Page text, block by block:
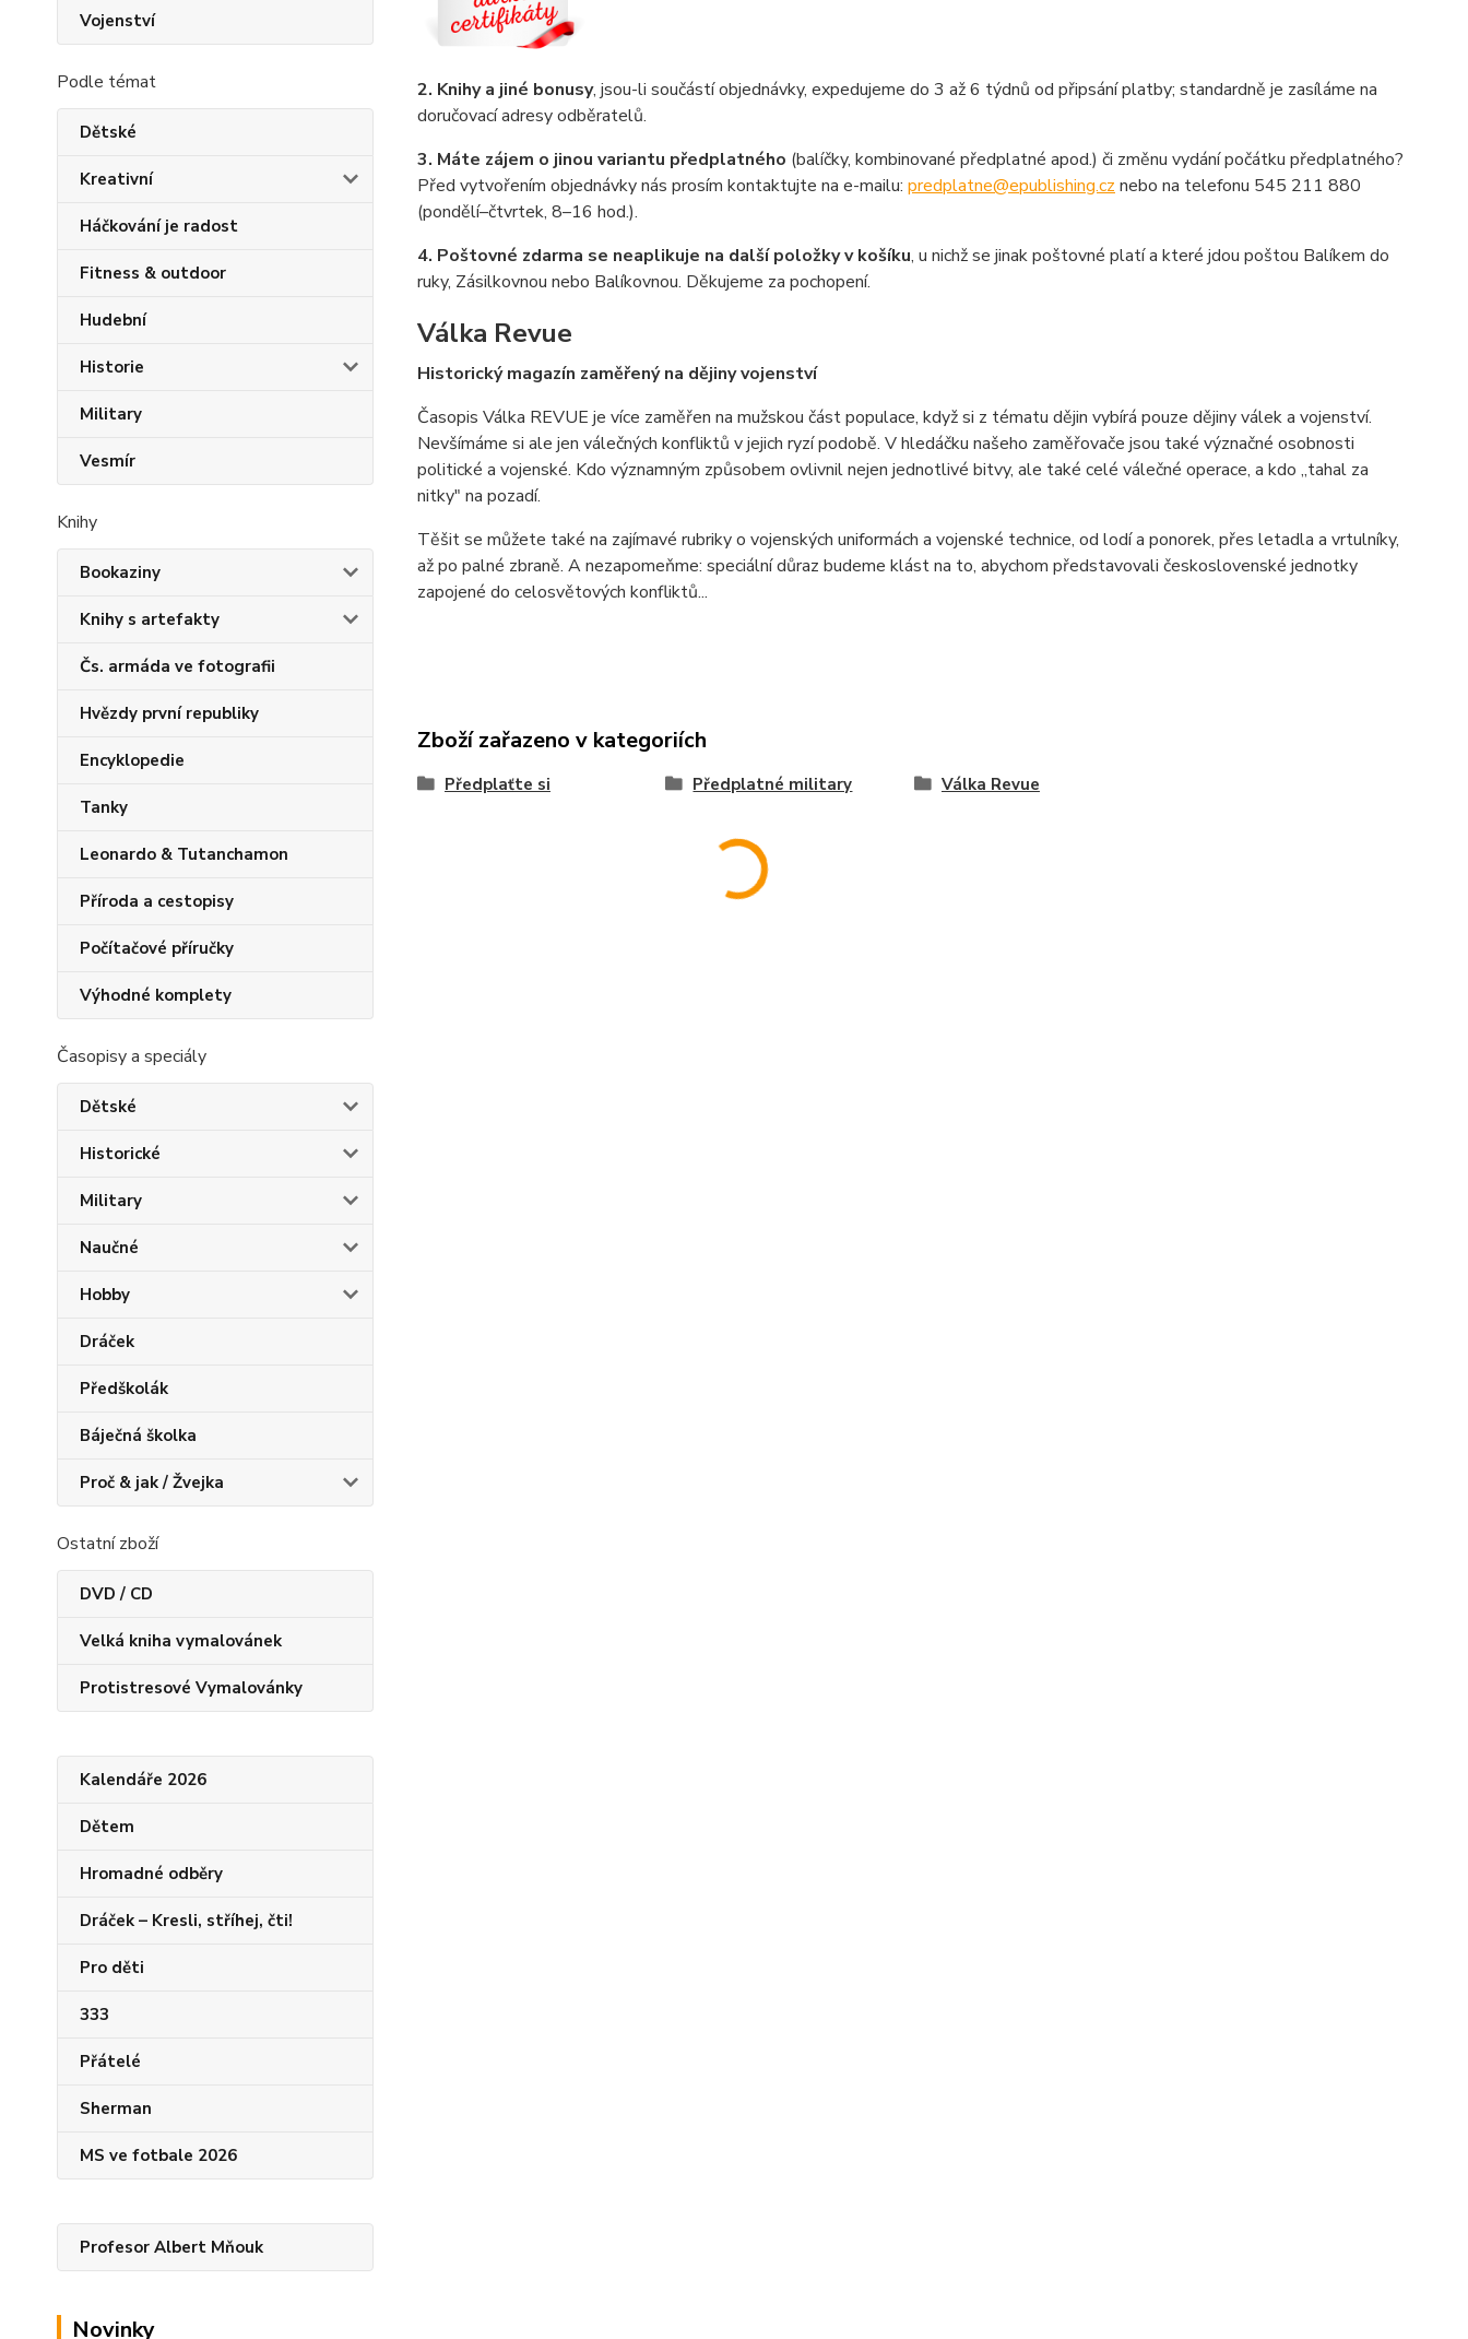
Vojenství
Podle témat
Dětské
Kreativní
Háčkování je radost
Fitness & outdoor
Hudební
Historie
Military
Vesmír
Knihy
Bookaziny
Knihy s artefakty
Čs. armáda ve fotografii
Hvězdy první republiky
Encyklopedie
Tanky
Leonardo & Tutanchamon
Příroda a cestopisy
Počítačové příručky
Výhodné komplety
Časopisy a speciály
Dětské
Historické
Military
Naučné
Hobby
Dráček
Předškolák
Báječná školka
Proč & jak / Žvejka
Ostatní zboží
DVD / CD
Velká kniha vymalovánek
Protistresové Vymalovánky
Kalendáře 2026
Dětem
Hromadné odběry
Dráček – Kresli, stříhej, čti!
Pro děti
333
Přátelé
Sherman
MS ve fotbale 2026
Profesor Albert Mňouk
Novinky
2. Knihy a jiné bonusy, jsou-li součástí objednávky, expedujeme do 3 až 6 týdnů od připsání platby; standardně je zasíláme na
doručovací adresy odběratelů.
3. Máte zájem o jinou variantu předplatného (balíčky, kombinované předplatné apod.) či změnu vydání počátku předplatného?
Před vytvořením objednávky nás prosím kontaktujte na e-mailu: predplatne@epublishing.cz nebo na telefonu 545 211 880
(pondělí–čtvrtek, 8–16 hod.).
4. Poštovné zdarma se neaplikuje na další položky v košíku, u nichž se jinak poštovné platí a které jdou poštou Balíkem do
ruky, Zásilkovnou nebo Balíkovnou. Děkujeme za pochopení.
Válka Revue
Historický magazín zaměřený na dějiny vojenství
Časopis Válka REVUE je více zaměřen na mužskou část populace, když si z tématu dějin vybírá pouze dějiny válek a vojenství.
Nevšímáme si ale jen válečných konfliktů v jejich ryzí podobě. Vhledáčku našeho zaměřovače jsou také význačné osobnosti
politické a vojenské. Kdo významným způsobem ovlivnil nejen jednotlivé bitvy, ale také celé válečné operace, a kdo „tahal za
nitky" na pozadí.
Těšit se můžete také na zajímavé rubriky o vojenských uniformách a vojenské technice, od lodí a ponorek, přes letadla a vrtulníky,
až po palné zbraně. A nezapomeňme: speciální důraz budeme klást na to, abychom představovali československé jednotky
zapojené do celosvětových konfliktů...
Zboží zařazeno v kategoriích
Předplaťte si Předplatné military Válka Revue